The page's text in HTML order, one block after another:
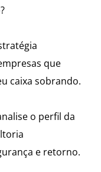
que
caixa sobrando.
o perfil da
e retorno.